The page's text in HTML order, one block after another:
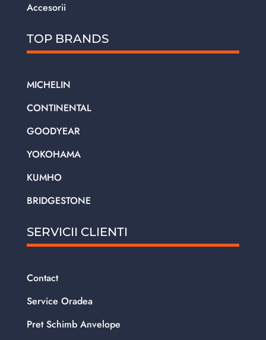
Accesorii
TOP BRANDS
MICHELIN
CONTINENTAL
GOODYEAR
YOKOHAMA
KUMHO
BRIDGESTONE
SERVICII CLIENTI
Contact
Service Oradea
Pret Schimb Anvelope